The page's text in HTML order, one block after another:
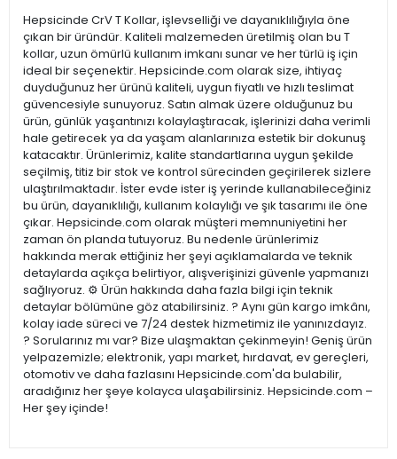
Hepsicinde CrV T Kollar, işlevselliği ve dayanıklılığıyla öne
çıkan bir üründür. Kaliteli malzemeden üretilmiş olan bu T
kollar, uzun ömürlü kullanım imkanı sunar ve her türlü iş için
ideal bir seçenektir. Hepsicinde.com olarak size, ihtiyaç
duyduğunuz her ürünü kaliteli, uygun fiyatlı ve hızlı teslimat
güvencesiyle sunuyoruz. Satın almak üzere olduğunuz bu
ürün, günlük yaşantınızı kolaylaştıracak, işlerinizi daha verimli
hale getirecek ya da yaşam alanlarınıza estetik bir dokunuş
katacaktır. Ürünlerimiz, kalite standartlarına uygun şekilde
seçilmiş, titiz bir stok ve kontrol sürecinden geçirilerek sizlere
ulaştırılmaktadır. İster evde ister iş yerinde kullanabileceğiniz
bu ürün, dayanıklılığı, kullanım kolaylığı ve şık tasarımı ile öne
çıkar. Hepsicinde.com olarak müşteri memnuniyetini her
zaman ön planda tutuyoruz. Bu nedenle ürünlerimiz
hakkında merak ettiğiniz her şeyi açıklamalarda ve teknik
detaylarda açıkça belirtiyor, alışverişinizi güvenle yapmanızı
sağlıyoruz. ⚙️ Ürün hakkında daha fazla bilgi için teknik
detaylar bölümüne göz atabilirsiniz. ? Aynı gün kargo imkânı,
kolay iade süreci ve 7/24 destek hizmetimiz ile yanınızdayız.
? Sorularınız mı var? Bize ulaşmaktan çekinmeyin! Geniş ürün
yelpazemizle; elektronik, yapı market, hırdavat, ev gereçleri,
otomotiv ve daha fazlasını Hepsicinde.com'da bulabilir,
aradığınız her şeye kolayca ulaşabilirsiniz. Hepsicinde.com –
Her şey içinde!